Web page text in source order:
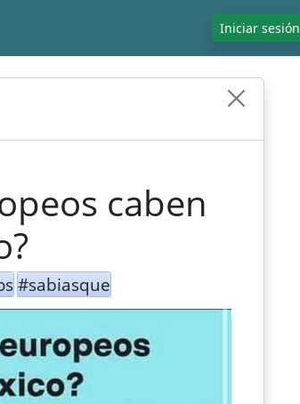
Iniciar sesión
caben
#sabiasque